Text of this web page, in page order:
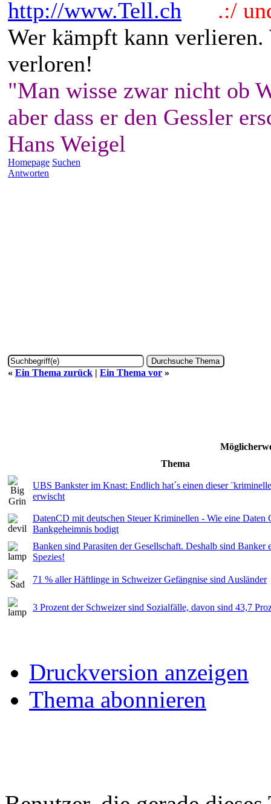
http://www.Tell.ch
.:/
Wer kämpft kann
verloren!
"Man wisse zwar nicht ob
aber dass er den Gessler
Hans Weigel
Homepage Suchen
Antworten
« Ein Thema zurück | Ein Thema vor »
Thema
UBS Bankster im Knast: Endlich hat´s einen dieser
erwischt
DatenCD mit deutschen Steuer Kriminellen - Wie eine Daten
Bankgeheimnis bodigt
Banken sind Parasiten der Gesellschaft. Deshalb sind Banker
Spezies!
71 % aller Häftlinge in Schweizer Gefängnise sind Ausländer
3 Prozent der Schweizer sind Sozialfälle, davon sind 43,7
Druckversion anzeigen
Thema abonnieren